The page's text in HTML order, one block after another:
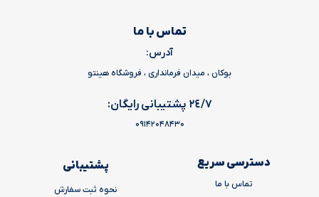
تماس با ما
آدرس:
بوکان ، میدان فرمانداری ، فروشگاه هینتو
٢٤/٧ پشتیبانی رایگان:
09142048430
دسترسی سریع
تماس با ما
پشتیبانی
نحوه ثبت سفارش